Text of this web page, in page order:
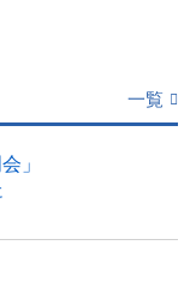
一覧
」